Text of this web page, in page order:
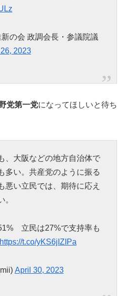
の会 政調会長・参議院議
2023
党第一党になってほしいと待ち
、大阪などの地方自治体で
多い。共産党のように振る
悪い立民では、期待に応え
。
立民は27%で支持率も
https://t.co/yKS6jIZIPa
April 30, 2023